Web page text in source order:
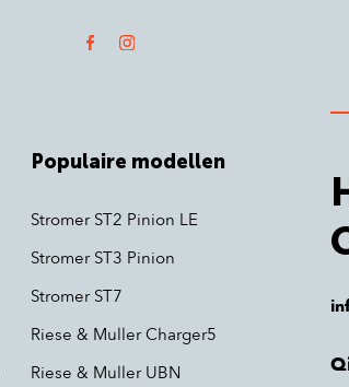
Populaire modellen
Stromer ST2 Pinion LE
Stromer ST3 Pinion
Stromer ST7
Riese & Muller Charger5
Riese & Muller UBN